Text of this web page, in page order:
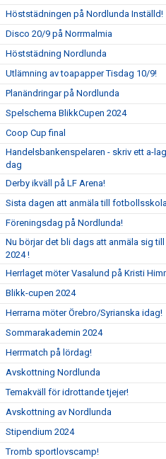
Höststädningen på Nordlunda Inställd!
Disco 20/9 på Norrmalmia
Höststädning Nordlunda
Utlämning av toapapper Tisdag 10/9!
Planändringar på Nordlunda
Spelschema BlikkCupen 2024
Coop Cup final
Handelsbankenspelaren - skriv ett a-
dag
Derby ikväll på LF Arena!
Sista dagen att anmäla till
Föreningsdag på Nordlunda!
Nu börjar det bli dags att anmäla sig
2024 !
Herrlaget möter Vasalund på Kristi
Blikk-cupen 2024
Herrarna möter Örebro/Syrianska idag!
Sommarakademin 2024
Herrmatch på lördag!
Avskottning Nordlunda
Temakväll för idrottande tjejer!
Avskottning av Nordlunda
Stipendium 2024
Tromb sportlovscamp!